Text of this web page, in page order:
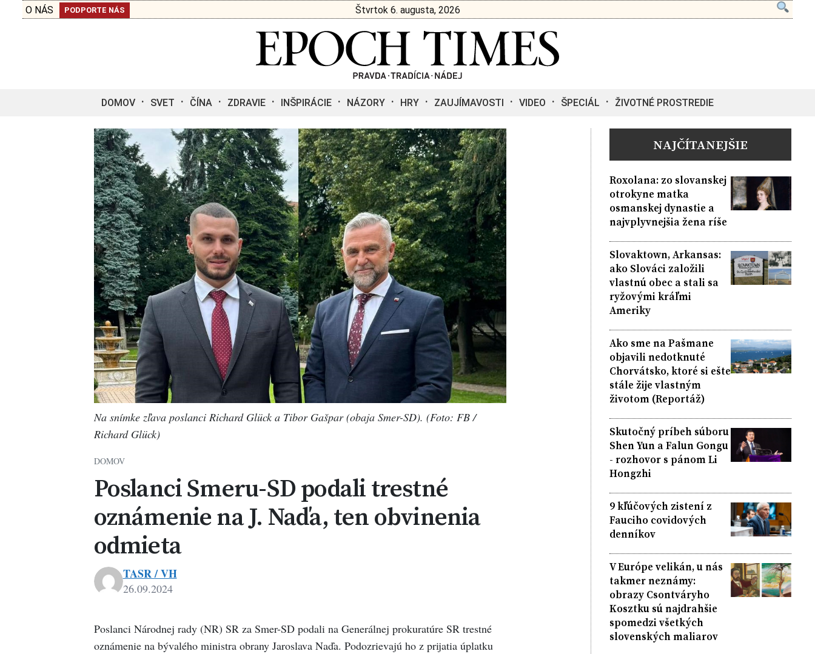
O NÁS PODPORTE NÁS Štvrtok 6. augusta, 2026
DOMOV SVET ČÍNA ZDRAVIE INŠPIRÁCIE NÁZORY HRY ZAUJÍMAVOSTI VIDEO ŠPECIÁL ŽIVOTNÉ PROSTREDIE
Na snímke zľava poslanci Richard Glück a Tibor Gašpar (obaja Smer-SD). (Foto: FB /
Richard Glück)
DOMOV
Poslanci Smeru-SD podali trestné
oznámenie na J. Naďa, ten obvinenia
odmieta
TASR / VH
26.09.2024
Poslanci Národnej rady (NR) SR za Smer-SD podali na Generálnej prokuratúre SR trestné
oznámenie na bývalého ministra obrany Jaroslava Naďa. Podozrievajú ho z prijatia úplatku
NAJČÍTANEJŠIE
Roxolana: zo slovanskej
otrokyne matka
osmanskej dynastie a
najvplyvnejšia žena ríše
Slovaktown, Arkansas:
ako Slováci založili
vlastnú obec a stali sa
ryžovými kráľmi
Ameriky
Ako sme na Pašmane
objavili nedotknuté
Chorvátsko, ktoré si ešte
stále žije vlastným
životom (Reportáž)
Skutočný príbeh súboru
Shen Yun a Falun Gongu
- rozhovor s pánom Li
Hongzhi
9 kľúčových zistení z
Fauciho covidových
denníkov
V Európe velikán, u nás
takmer neznámy:
obrazy Csontváryho
Kosztku sú najdrahšie
spomedzi všetkých
slovenských maliarov